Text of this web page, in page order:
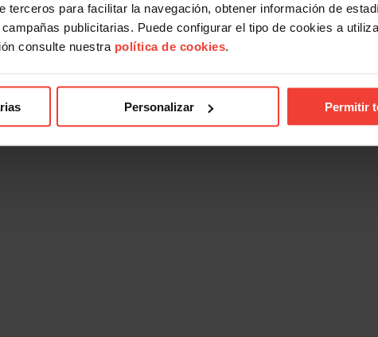
terceros para facilitar la navegación, obtener información de
publicitarias. Puede configurar el tipo de cookies a
consulte nuestra política de cookies.
Personalizar Permitir
con USO a las
sindicales? Te contamos
Acción Sindical
USOTeInforma sobre tus derechos